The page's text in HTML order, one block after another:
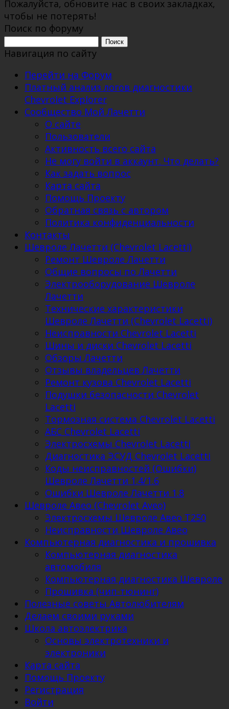
Пожалуйста, обновите нас в своих закладках,
чтобы не потерять!
Поиск по форуму
Поиск:
Навигация по сайту
Перейти на Форум
Платный анализ логов диагностики
Chevrolet Explorer
Сообщество Мой Лачетти
О сайте
Пользователи
Активность всего сайта
Не могу войти в аккаунт. Что делать?
Как задать вопрос
Карта сайта
Помощь Проекту
Обратная связь с автором
Политика конфиденциальности
Контакты
Шевроле Лачетти (Chevrolet Lacetti)
Ремонт Шевроле Лачетти
Общие вопросы по Лачетти
Электрооборудование Шевроле
Лачетти
Технические характеристики
Шевроле Лачетти (Chevrolet Lacetti)
Неисправности Chevrolet Lacetti
Шины и диски Chevrolet Lacetti
Обзоры Лачетти
Отзывы владельцев Лачетти
Ремонт кузова Chevrolet Lacetti
Подушки безопасности Chevrolet
Lacetti
Тормозная система Chevrolet Lacetti
АБС Chevrolet Lacetti
Электросхемы Chevrolet Lacetti
Диагностика ЭСУД Chevrolet Lacetti
Коды неисправностей (Ошибки)
Шевроле Лачетти 1.4/1.6
Ошибки Шевроле Лачетти 1.8
Шевроле Авео (Chevrolet Aveo)
Электросхемы Шевроле Авео Т250
Неисправности Шевроле Авео
Компьютерная диагностика и прошивка
Компьютерная диагностика
автомобиля
Компьютерная диагностика Шевроле
Прошивка (чип-тюнинг)
Полезные советы Автолюбителям
Делаем своими руками
Школа автоэлектрика
Основы электротехники и
электроники
Карта сайта
Помощь Проекту
Регистрация
Войти